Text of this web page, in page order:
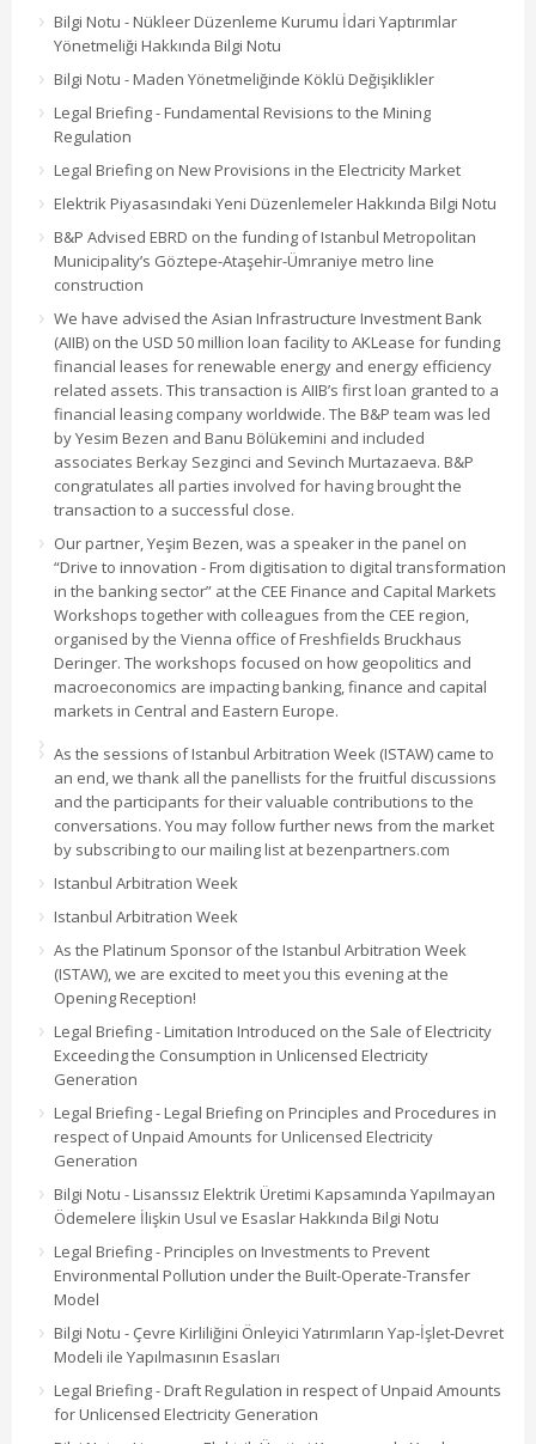
Bilgi Notu - Nükleer Düzenleme Kurumu İdari Yaptırımlar
Yönetmeliği Hakkında Bilgi Notu
Bilgi Notu - Maden Yönetmeliğinde Köklü Değişiklikler
Legal Briefing - Fundamental Revisions to the Mining
Regulation
Legal Briefing on New Provisions in the Electricity Market
Elektrik Piyasasındaki Yeni Düzenlemeler Hakkında Bilgi Notu
B&P Advised EBRD on the funding of Istanbul Metropolitan
Municipality’s Göztepe-Ataşehir-Ümraniye metro line
construction
We have advised the Asian Infrastructure Investment Bank
(AIIB) on the USD 50 million loan facility to AKLease for funding
financial leases for renewable energy and energy efficiency
related assets. This transaction is AIIB’s first loan granted to a
financial leasing company worldwide. The B&P team was led
by Yesim Bezen and Banu Bölükemini and included
associates Berkay Sezginci and Sevinch Murtazaeva. B&P
congratulates all parties involved for having brought the
transaction to a successful close.
Our partner, Yeşim Bezen, was a speaker in the panel on
“Drive to innovation - From digitisation to digital transformation
in the banking sector” at the CEE Finance and Capital Markets
Workshops together with colleagues from the CEE region,
organised by the Vienna office of Freshfields Bruckhaus
Deringer. The workshops focused on how geopolitics and
macroeconomics are impacting banking, finance and capital
markets in Central and Eastern Europe.
As the sessions of Istanbul Arbitration Week (ISTAW) came to
an end, we thank all the panellists for the fruitful discussions
and the participants for their valuable contributions to the
conversations. You may follow further news from the market
by subscribing to our mailing list at bezenpartners.com
Istanbul Arbitration Week
Istanbul Arbitration Week
As the Platinum Sponsor of the Istanbul Arbitration Week
(ISTAW), we are excited to meet you this evening at the
Opening Reception!
Legal Briefing - Limitation Introduced on the Sale of Electricity
Exceeding the Consumption in Unlicensed Electricity
Generation
Legal Briefing - Legal Briefing on Principles and Procedures in
respect of Unpaid Amounts for Unlicensed Electricity
Generation
Bilgi Notu - Lisanssız Elektrik Üretimi Kapsamında Yapılmayan
Ödemelere İlişkin Usul ve Esaslar Hakkında Bilgi Notu
Legal Briefing - Principles on Investments to Prevent
Environmental Pollution under the Built-Operate-Transfer
Model
Bilgi Notu - Çevre Kirliliğini Önleyici Yatırımların Yap-İşlet-Devret
Modeli ile Yapılmasının Esasları
Legal Briefing - Draft Regulation in respect of Unpaid Amounts
for Unlicensed Electricity Generation